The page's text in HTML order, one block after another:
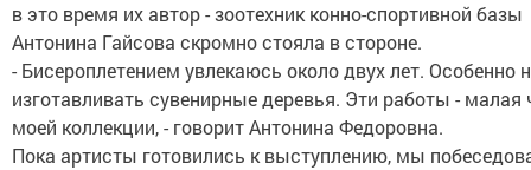
в это время их автор - зоотехник конно-спортивной базы
Антонина Гайсова скромно стояла в стороне.
- Бисероплетением увлекаюсь около двух лет. Особенно
изготавливать сувенирные деревья. Эти работы - малая
моей коллекции, - говорит Антонина Федоровна.
Пока артисты готовились к выступлению, мы